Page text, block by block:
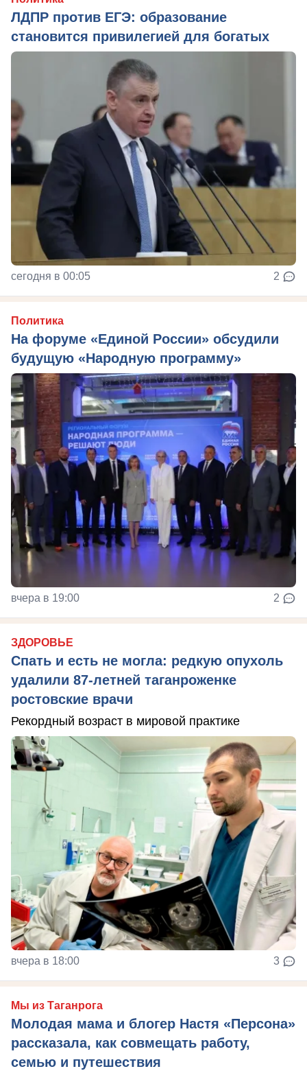
ЛДПР против ЕГЭ: образование
становится привилегией для богатых
сегодня в 00:05 2
Политика
На форуме «Единой России» обсудили
будущую «Народную программу»
вчера в 19:00 2
ЗДОРОВЬЕ
Спать и есть не могла: редкую опухоль
удалили 87-летней таганроженке
ростовские врачи
Рекордный возраст в мировой практике
вчера в 18:00 3
Мы из Таганрога
Молодая мама и блогер Настя «Персона»
рассказала, как совмещать работу,
семью и путешествия